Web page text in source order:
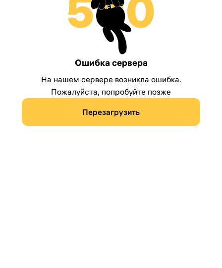
Ошибка сервера
На нашем сервере возникла ошибка.
Пожалуйста, попробуйте позже
Перезагрузить